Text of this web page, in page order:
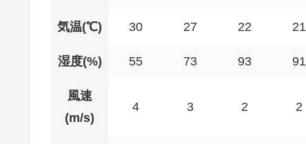
気温(℃) 30 27 22 21
湿度(%) 55 73 93 91
風速
(m/s)
4 3 2 2